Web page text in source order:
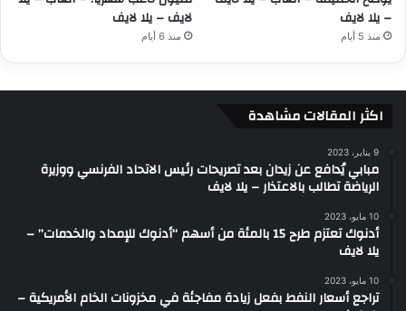
– يلا لايف
منذ 5 أيام
لايف – يلا لايف
منذ 6 أيام
اكثر المقالات مشاهدة
9 يناير، 2023
مبابي يُدافع عن زيدان بعد تصريحات رئيس الاتحاد الفرنسي ووزيرة
الرياضة تطالب بالاعتذار – يلا لايف
10 مايو، 2023
أدنوك تعتزم طرح 15 بالمئة من أسهم “أدنوك للإمداد والخدمات” –
يلا لايف
10 مايو، 2023
تراجع أسعار النفط بفعل زيادة مفاجئة في مخزونات الخام الأمريكية –